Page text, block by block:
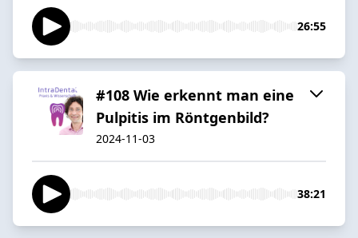
26:55
#108 Wie erkennt man eine
Pulpitis im Röntgenbild?
2024-11-03
38:21